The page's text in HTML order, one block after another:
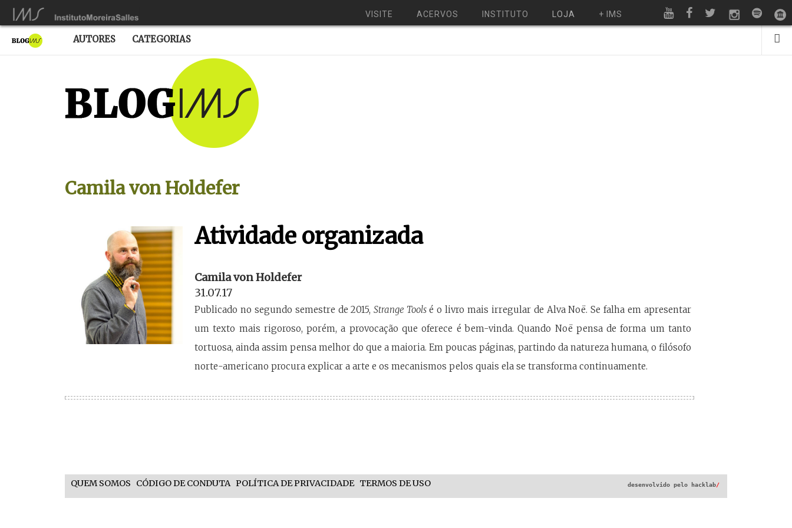
VISITE ACERVOS INSTITUTO LOJA + IMS
AUTORES CATEGORIAS
Camila von Holdefer
Atividade organizada
Camila von Holdefer
31.07.17
Publicado no segundo semestre de 2015,Strange Toolsé o livro mais irregular de Alva Noë. Se falha em apresentar
um texto mais rigoroso, porém, a provocação que oferece é bem-vinda. Quando Noë pensa de forma um tanto
tortuosa, ainda assim pensa melhor do que a maioria. Em poucas páginas, partindo da natureza humana, o filósofo
norte-americano procura explicar a arte e os mecanismos pelos quais ela se transforma continuamente.
QUEM SOMOS CÓDIGO DE CONDUTA POLÍTICA DE PRIVACIDADE TERMOS DE USO desenvolvido pelo hacklab/